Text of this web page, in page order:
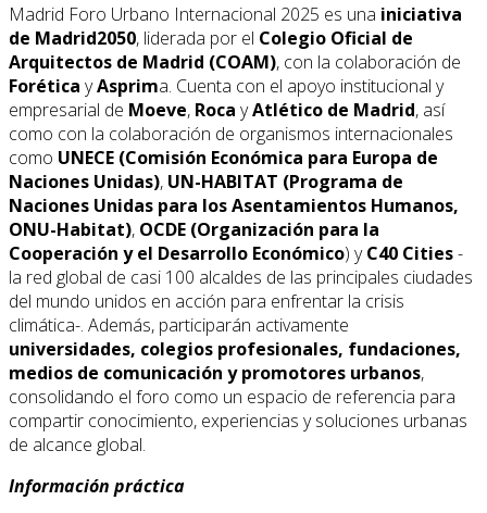
Madrid Foro Urbano Internacional 2025 es una iniciativa
de Madrid2050, liderada por el Colegio Oficial de
Arquitectos de Madrid (COAM), con la colaboración de
Forética yAsprima. Cuenta con el apoyo institucional y
empresarial de Moeve, Roca yAtlético de Madrid, así
como con la colaboración de organismos internacionales
como UNECE (Comisión Económica para Europa de
Naciones Unidas), UN-HABITAT (Programa de
Naciones Unidas para los Asentamientos Humanos,
ONU-Habitat), OCDE (Organización para la
Cooperación y el Desarrollo Económico) yC40 Cities-
la red global de casi 100 alcaldes de las principales ciudades
del mundo unidos en acción para enfrentar la crisis
climática-. Además, participarán activamente
universidades, colegios profesionales, fundaciones,
medios de comunicación y promotores urbanos,
consolidando el foro como un espacio de referencia para
compartir conocimiento, experiencias y soluciones urbanas
de alcance global.
Información práctica